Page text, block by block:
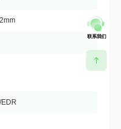
EDR
联系我们